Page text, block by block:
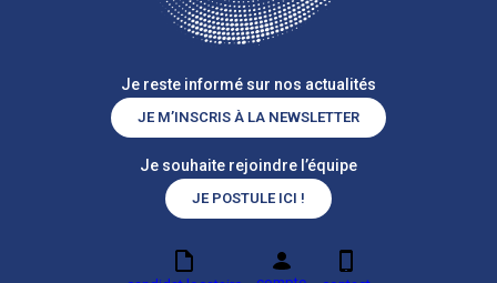
Je reste informé sur nos actualités
JE M’INSCRIS À LA NEWSLETTER
Je souhaite rejoindre l’équipe
JE POSTULE ICI !